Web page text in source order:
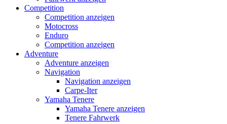
Competition
Competition anzeigen
Motocross
Enduro
Competition anzeigen
Adventure
Adventure anzeigen
Navigation
Navigation anzeigen
Carpe-Iter
Yamaha Tenere
Yamaha Tenere anzeigen
Tenere Fahrwerk